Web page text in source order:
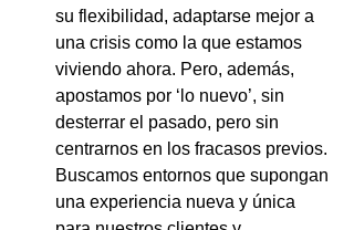
su flexibilidad, adaptarse mejor a
una crisis como la que estamos
viviendo ahora. Pero, además,
apostamos por ‘lo nuevo’, sin
desterrar el pasado, pero sin
centrarnos en los fracasos previos.
Buscamos entornos que supongan
una experiencia nueva y única